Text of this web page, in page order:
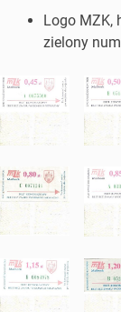
Logo MZK,
zielony